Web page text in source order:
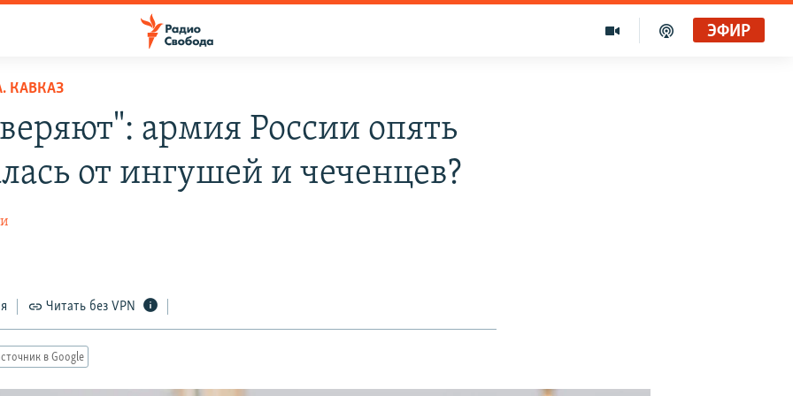
ЭФИР
КАВКАЗ
армия России опять
от ингушей и чеченцев?
Читать без VPN
в Google